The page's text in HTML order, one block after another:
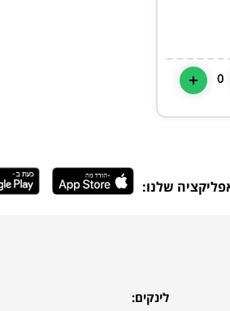
0
שלנו:
לינקים: